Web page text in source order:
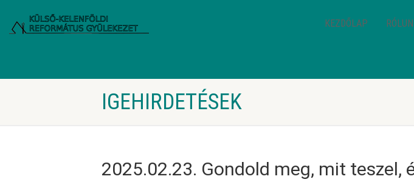
KEZDŐLAP
IGEHIRDETÉSEK
2025.02.23. Gondold meg, mit teszel,